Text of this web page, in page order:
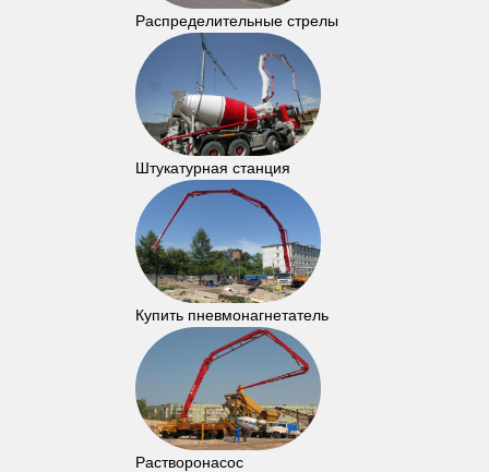
Распределительные стрелы
Штукатурная станция
Купить пневмонагнетатель
Растворонасос